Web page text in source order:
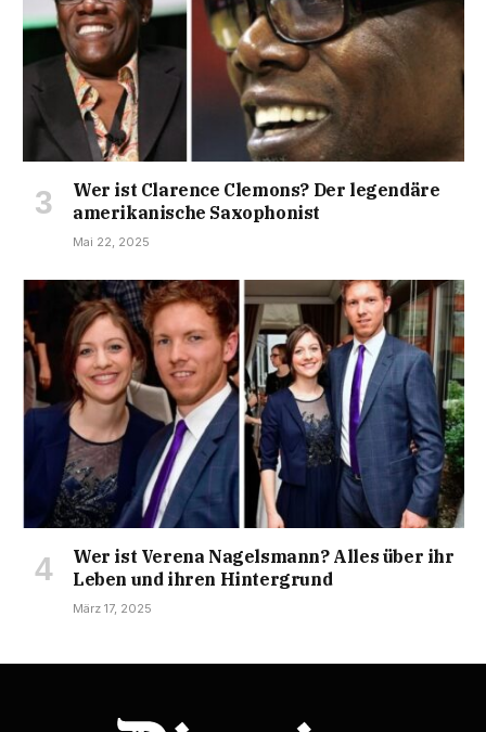
Wer ist Clarence Clemons? Der legendäre
amerikanische Saxophonist
Mai 22, 2025
Wer ist Verena Nagelsmann? Alles über ihr
Leben und ihren Hintergrund
März 17, 2025